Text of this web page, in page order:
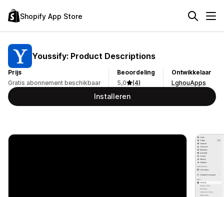
Shopify App Store
Youssify: Product Descriptions
Prijs
Gratis abonnement beschikbaar
Beoordeling
5,0
(4)
Ontwikkelaar
LghouApps
Installeren